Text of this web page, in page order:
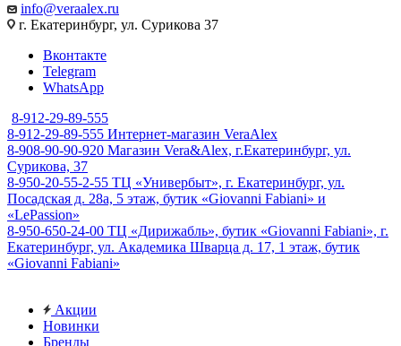
info@veraalex.ru
г. Екатеринбург, ул. Сурикова 37
Вконтакте
Telegram
WhatsApp
8-912-29-89-555
8-912-29-89-555 Интернет-магазин VeraAlex
8-908-90-90-920 Магазин Vera&Alex, г.Екатеринбург, ул.
Сурикова, 37
8-950-20-55-2-55 ТЦ «Универбыт», г. Екатеринбург, ул.
Посадская д. 28а, 5 этаж, бутик «Giovanni Fabiani» и
«LePassion»
8-950-650-24-00 ТЦ «Дирижабль», бутик «Giovanni Fabiani», г.
Екатеринбург, ул. Академика Шварца д. 17, 1 этаж, бутик
«Giovanni Fabiani»
Акции
Новинки
Бренды